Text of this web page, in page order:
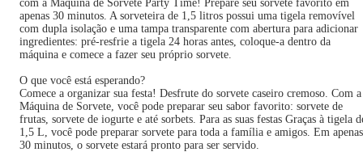
com a Máquina de Sorvete Party Time! Prepare seu sorvete favorito em
apenas 30 minutos. A sorveteira de 1,5 litros possui uma tigela removível
com dupla isolação e uma tampa transparente com abertura para adicionar
ingredientes: pré-resfrie a tigela 24 horas antes, coloque-a dentro da
máquina e comece a fazer seu próprio sorvete.
O que você está esperando?
Comece a organizar sua festa! Desfrute do sorvete caseiro cremoso. Com a
Máquina de Sorvete, você pode preparar seu sabor favorito: sorvete de
frutas, sorvete de iogurte e até sorbets. Para as suas festas Graças à tigela
1,5 L, você pode preparar sorvete para toda a família e amigos. Em apenas
30 minutos, o sorvete estará pronto para ser servido.